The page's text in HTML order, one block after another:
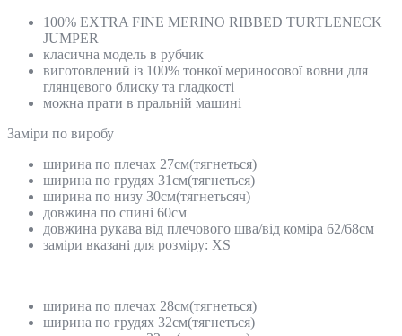
100% EXTRA FINE MERINO RIBBED TURTLENECK
JUMPER
класична модель в рубчик
виготовлений із 100% тонкої мериносової вовни для
глянцевого блиску та гладкості
можна прати в пральній машині
Замiри по виробу
ширина по плечах 27см(тягнеться)
ширина по грудях 31см(тягнеться)
ширина по низу 30см(тягнетьсяч)
довжина по спині 60см
довжина рукава від плечового шва/від коміра 62/68см
заміри вказані для розміру: XS
ширина по плечах 28см(тягнеться)
ширина по грудях 32см(тягнеться)